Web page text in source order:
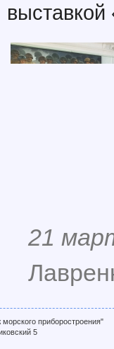
21
приборостроения"
5